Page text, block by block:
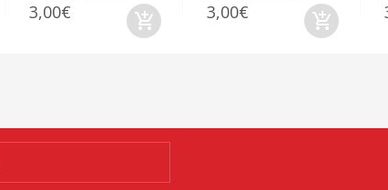
3,00€ 3,00€